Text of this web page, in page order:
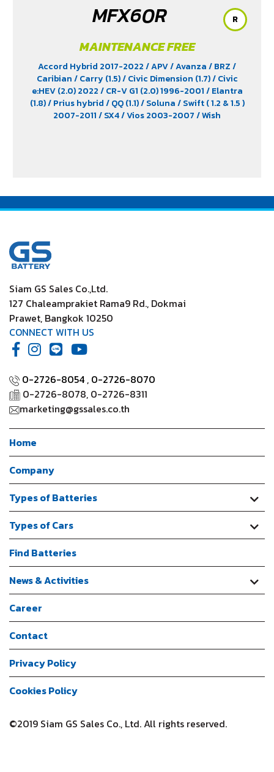
MFX60R
MAINTENANCE FREE
Accord Hybrid 2017-2022/ APV/ Avanza/ BRZ/
Caribian/ Carry (1.5)/ Civic Dimension (1.7)/ Civic
e:HEV (2.0) 2022/ CR-V G1 (2.0) 1996-2001/ Elantra
(1.8)/ Prius hybrid/ QQ (1.1)/ Soluna/ Swift ( 1.2 & 1.5 )
2007-2011/ SX4/ Vios 2003-2007/ Wish
R
Siam GS Sales Co.,Ltd.
127 Chaleamprakiet Rama9 Rd., Dokmai
Prawet, Bangkok 10250
CONNECT WITH US
0-2726-8054 , 0-2726-8070
0-2726-8078, 0-2726-8311
marketing@gssales.co.th
Home
Company
Types of Batteries
Types of Cars
Find Batteries
News & Activities
Career
Contact
Privacy Policy
Cookies Policy
©2019 Siam GS Sales Co., Ltd. All rights reserved.